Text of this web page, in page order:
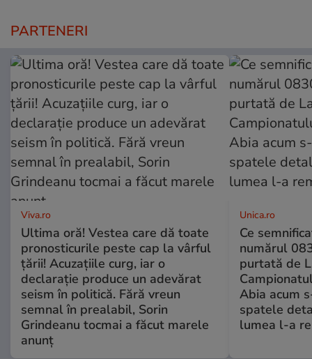
PARTENERI
Viva.ro
Ultima oră! Vestea care dă toate
pronosticurile peste cap la vârful
țării! Acuzațiile curg, iar o
declarație produce un adevărat
seism în politică. Fără vreun
semnal în prealabil, Sorin
Grindeanu tocmai a făcut marele
anunț
Unica.ro
Ce
numărul
purtată de
Abia acum
spatele
lumea l-a